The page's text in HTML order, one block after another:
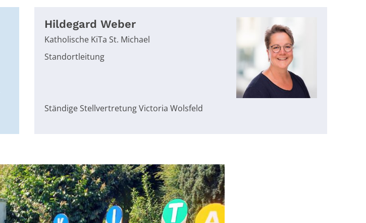
Hildegard Weber
Katholische KiTa St. Michael
Standortleitung
Ständige Stellvertretung Victoria Wolsfeld